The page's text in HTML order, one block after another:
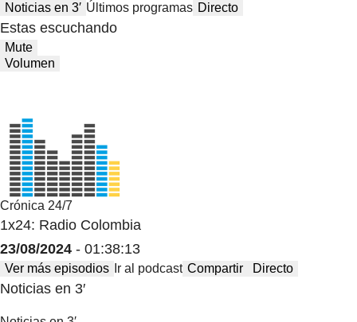
Noticias en 3′ Últimos programas Directo
Estas escuchando
Mute
Volumen
Crónica 24/7
1x24: Radio Colombia
23/08/2024 - 01:38:13
Ver más episodios Ir al podcast Compartir Directo
Noticias en 3′